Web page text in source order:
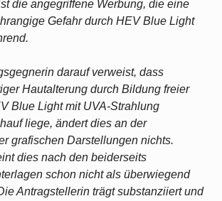
die angegriffene Werbung, die eine
Gefahr durch HEV Blue Light
darauf verweist, dass
Hautalterung durch Bildung freier
Blue Light mit UVA-Strahlung
liege, ändert dies an der
grafischen Darstellungen nichts.
dies nach den beiderseits
schon nicht als überwiegend
Antragstellerin trägt substanziiert und